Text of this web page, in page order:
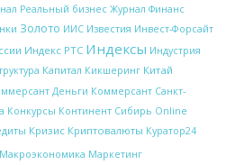
Реальный бизнес Журнал Финанс
Золото ИИС Известия Инвест-Форсайт
Индекс РТС Индексы Индустрия
Капитал Кикшеринг Китай
Деньги Коммерсант Санкт-
Конкурсы Континент Сибирь Online
Кризис Криптовалюты Куратор24
Макроэкономика Маркетинг